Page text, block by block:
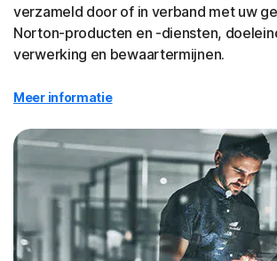
verzameld door of in verband met uw
Norton-producten en -diensten,
verwerking en bewaartermijnen.
Meer informatie